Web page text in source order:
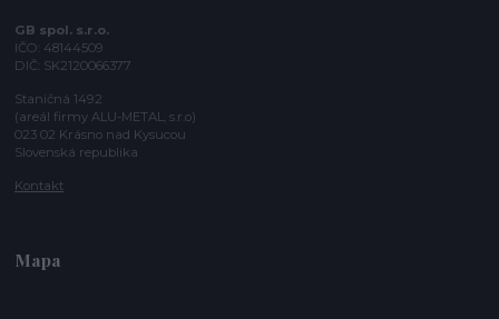
GB spol. s.r.o.
IČO: 48144509
DIČ: SK2120066377
Staničná 1492
(areál firmy ALU-METAL, s.r.o)
023 02 Krásno nad Kysucou
Slovenská republika
Kontakt
Mapa